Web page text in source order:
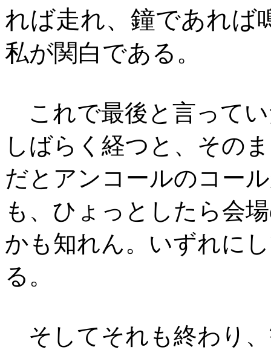
れば走れ、鐘であれば
私が関白である 。
これで最後と言って
しばらく経つと、その
だとアンコールのコー
も、ひょっとしたら会
かも知れん。いずれに
る。
そしてそれも終わり